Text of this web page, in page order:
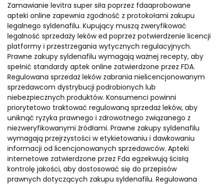
Zamawianie levitra super siła poprzez fdaaprobowane
apteki online zapewnia zgodność z protokołami zakupu
legalnego syldenafilu. Kupujący muszą zweryfikować
legalność sprzedaży leków ed poprzez potwierdzenie licencji
platformy i przestrzegania wytycznych regulacyjnych.
Prawne zakupy syldenafilu wymagają ważnej recepty, aby
spełnić standardy aptek online zatwierdzone przez FDA.
Regulowana sprzedaż leków zabrania nielicencjonowanym
sprzedawcom dystrybucji podrobionych lub
niebezpiecznych produktów. Konsumenci powinni
priorytetowo traktować regulowaną sprzedaż leków, aby
uniknąć ryzyka prawnego i zdrowotnego związanego z
niezweryfikowanymi źródłami. Prawne zakupy syldenafilu
wymagają przejrzystości w etykietowaniu i dawkowaniu
informacji od licencjonowanych sprzedawców. Apteki
internetowe zatwierdzone przez Fda egzekwują ścisłą
kontrolę jakości, aby dostosować się do przepisów
prawnych dotyczących zakupu syldenafilu. Regulowana